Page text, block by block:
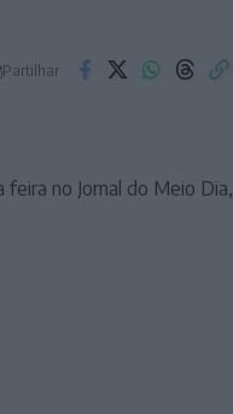
Partilhar
no Jornal do Meio Dia,